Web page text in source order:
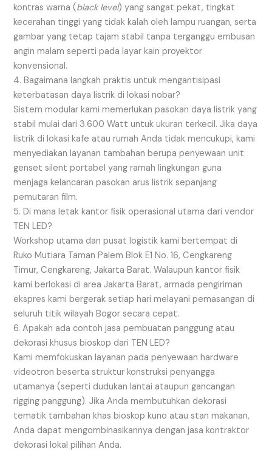
kontras warna (black level) yang sangat pekat, tingkat
kecerahan tinggi yang tidak kalah oleh lampu ruangan, serta
gambar yang tetap tajam stabil tanpa terganggu embusan
angin malam seperti pada layar kain proyektor
konvensional.
4. Bagaimana langkah praktis untuk mengantisipasi
keterbatasan daya listrik di lokasi nobar?
Sistem modular kami memerlukan pasokan daya listrik yang
stabil mulai dari 3.600 Watt untuk ukuran terkecil. Jika daya
listrik di lokasi kafe atau rumah Anda tidak mencukupi, kami
menyediakan layanan tambahan berupa penyewaan unit
genset silent portabel yang ramah lingkungan guna
menjaga kelancaran pasokan arus listrik sepanjang
pemutaran film.
5. Di mana letak kantor fisik operasional utama dari vendor
TEN LED?
Workshop utama dan pusat logistik kami bertempat di
Ruko Mutiara Taman Palem Blok E1 No. 16, Cengkareng
Timur, Cengkareng, Jakarta Barat. Walaupun kantor fisik
kami berlokasi di area Jakarta Barat, armada pengiriman
ekspres kami bergerak setiap hari melayani pemasangan di
seluruh titik wilayah Bogor secara cepat.
6. Apakah ada contoh jasa pembuatan panggung atau
dekorasi khusus bioskop dari TEN LED?
Kami memfokuskan layanan pada penyewaan hardware
videotron beserta struktur konstruksi penyangga
utamanya (seperti dudukan lantai ataupun gancangan
rigging panggung). Jika Anda membutuhkan dekorasi
tematik tambahan khas bioskop kuno atau stan makanan,
Anda dapat mengombinasikannya dengan jasa kontraktor
dekorasi lokal pilihan Anda.